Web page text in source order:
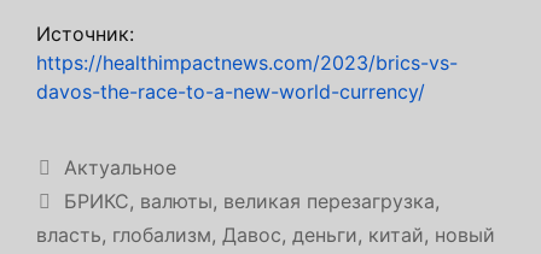
Источник:
https://healthimpactnews.com/2023/brics-vs-
davos-the-race-to-a-new-world-currency/
Рубрики
Актуальное
Метки
БРИКС, валюты, великая перезагрузка,
власть, глобализм, Давос, деньги, китай, новый